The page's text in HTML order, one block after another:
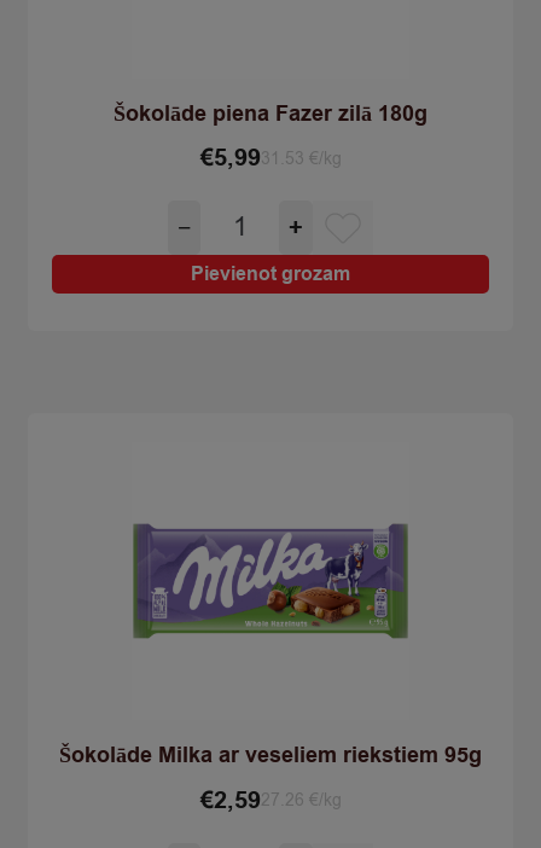
Šokolāde piena Fazer zilā 180g
€5,9931.53 €/kg
−
Šokolāde
piena
Fazer
zilā
+
Pievienot grozam
Šokolāde Milka ar veseliem riekstiem 95g
€2,5927.26 €/kg